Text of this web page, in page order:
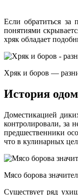
Если обратиться
понятиями
хряк обладает
Хряк и боров —
История
Доместикацией
контролировали, за
предшественники
что в кулинарных
Мясо борова
Существует ряд